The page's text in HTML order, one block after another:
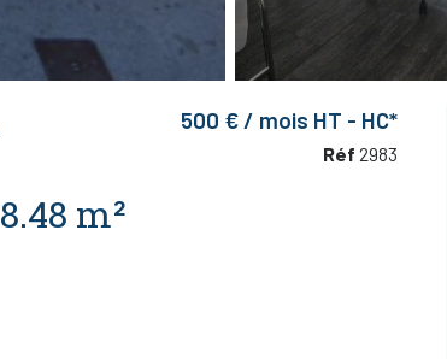
Local d'activité 18.48 m²
500 € / mois HT - HC*
Réf 2983